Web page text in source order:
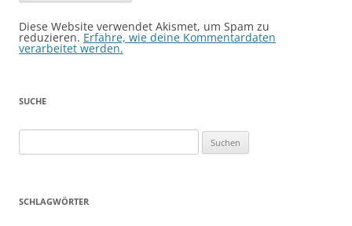
Diese Website verwendet Akismet, um Spam zu
reduzieren. Erfahre, wie deine Kommentardaten
verarbeitet werden.
SUCHE
nach:
SCHLAGWÖRTER